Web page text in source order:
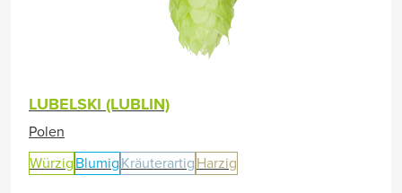
LUBELSKI (LUBLIN)
Polen
Würzig Blumig Kräuterartig Harzig